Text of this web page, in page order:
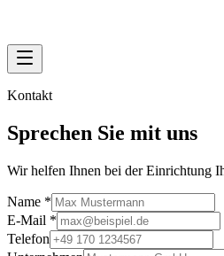
Kontakt
Sprechen Sie mit uns
Wir helfen Ihnen bei der Einrichtung
Name *
E-Mail *
Telefon